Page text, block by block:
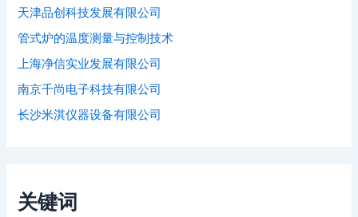
天津品创科技发展有限公司
管式炉的温度测量与控制技术
上海净信实业发展有限公司
南京千尚电子科技有限公司
长沙米淇仪器设备有限公司
关键词